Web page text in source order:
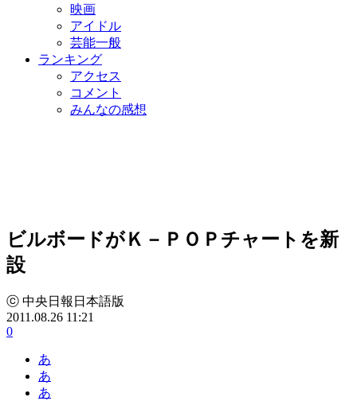
映画
アイドル
芸能一般
ランキング
アクセス
コメント
みんなの感想
ビルボードがＫ－ＰＯＰチャートを新
設
ⓒ 中央日報日本語版
2011.08.26 11:21
0
あ
あ
あ